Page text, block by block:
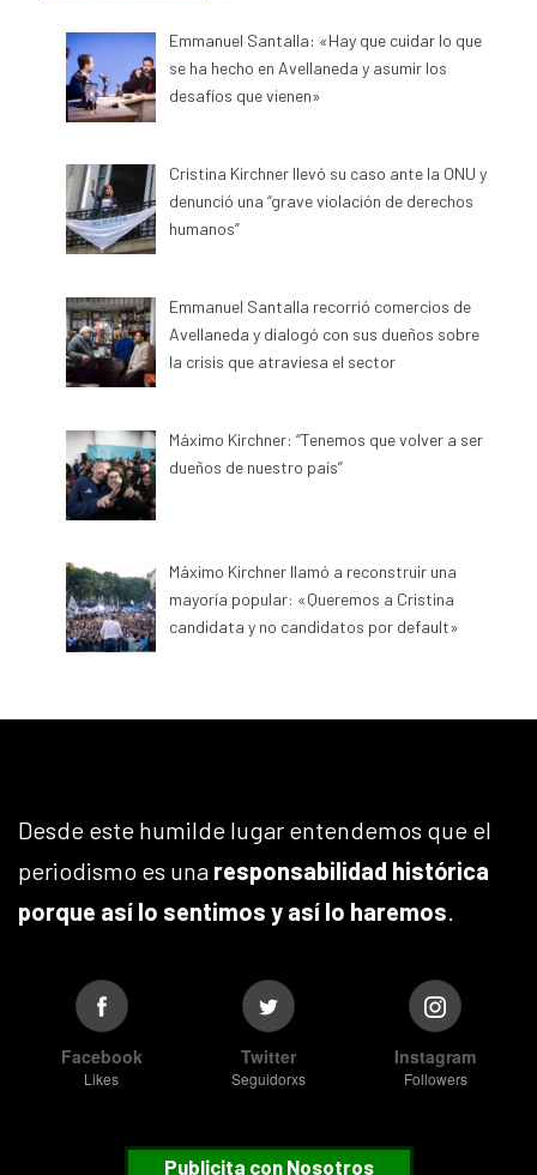
Emmanuel Santalla: «Hay que cuidar lo que
se ha hecho en Avellaneda y asumir los
desafíos que vienen»
Cristina Kirchner llevó su caso ante la ONU y
denunció una “grave violación de derechos
humanos”
Emmanuel Santalla recorrió comercios de
Avellaneda y dialogó con sus dueños sobre
la crisis que atraviesa el sector
Máximo Kirchner: “Tenemos que volver a ser
dueños de nuestro país”
Máximo Kirchner llamó a reconstruir una
mayoría popular: «Queremos a Cristina
candidata y no candidatos por default»
Desde este humilde lugar entendemos que el
periodismo es una responsabilidad histórica
porque así lo sentimos y así lo haremos.
Facebook
Likes
Twitter
Seguidorxs
Instagram
Followers
Publicita con Nosotros